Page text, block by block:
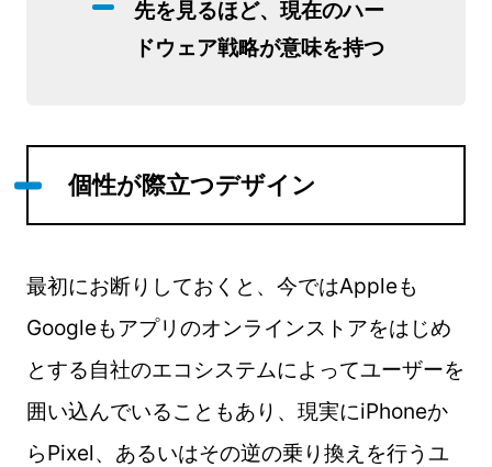
先を見るほど、現在のハー
ドウェア戦略が意味を持つ
個性が際立つデザイン
最初にお断りしておくと、今ではAppleも
Googleもアプリのオンラインストアをはじめ
とする自社のエコシステムによってユーザーを
囲い込んでいることもあり、現実にiPhoneか
らPixel、あるいはその逆の乗り換えを行うユ